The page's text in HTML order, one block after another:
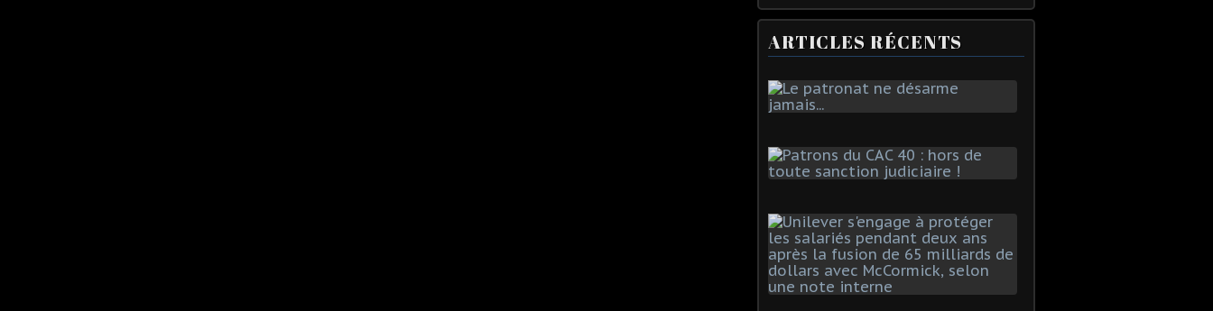
ARTICLES RÉCENTS